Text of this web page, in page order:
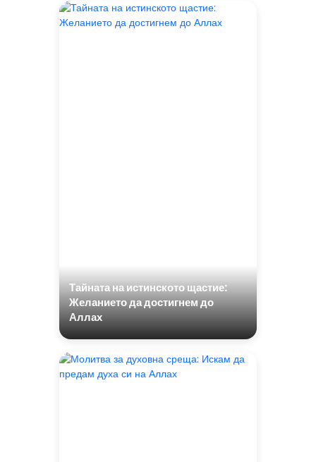
Тайната на истинското щастие:
Желанието да достигнем до
Аллах